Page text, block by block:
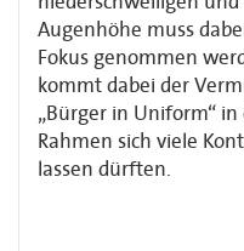
Augenhöhe muss
Fokus genommen
kommt dabei der
„Bürger in Uniform“
Rahmen sich viele
lassen dürften.